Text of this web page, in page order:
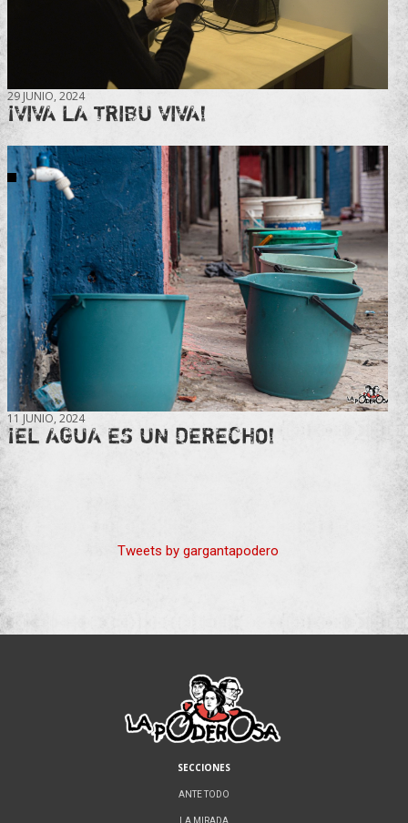
29 JUNIO, 2024
¡VIVA LA TRIBU VIVA!
11 JUNIO, 2024
¡EL AGUA ES UN DERECHO!
Tweets by gargantapodero
SECCIONES
ANTE TODO
LA MIRADA